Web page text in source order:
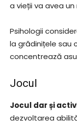
a vieții va avea
Psihologii
la grădinițele sau
concentrează
Jocul
Jocul dar și
dezvoltarea